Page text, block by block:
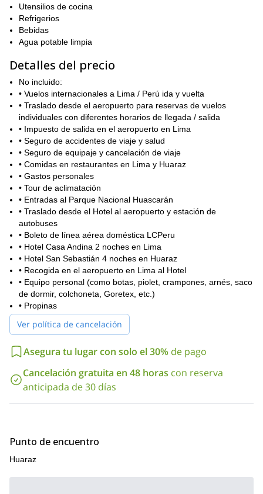
Utensilios de cocina
Refrigerios
Bebidas
Agua potable limpia
Detalles del precio
No incluido:
• Vuelos internacionales a Lima / Perú ida y vuelta
• Traslado desde el aeropuerto para reservas de vuelos
individuales con diferentes horarios de llegada / salida
• Impuesto de salida en el aeropuerto en Lima
• Seguro de accidentes de viaje y salud
• Seguro de equipaje y cancelación de viaje
• Comidas en restaurantes en Lima y Huaraz
• Gastos personales
• Tour de aclimatación
• Entradas al Parque Nacional Huascarán
• Traslado desde el Hotel al aeropuerto y estación de
autobuses
• Boleto de línea aérea doméstica LCPeru
• Hotel Casa Andina 2 noches en Lima
• Hotel San Sebastián 4 noches en Huaraz
• Recogida en el aeropuerto en Lima al Hotel
• Equipo personal (como botas, piolet, crampones, arnés, saco
de dormir, colchoneta, Goretex, etc.)
• Propinas
Ver política de cancelación
Asegura tu lugar con solo el 30% de pago
Cancelación gratuita en 48 horas con reserva
anticipada de 30 días
Punto de encuentro
Huaraz